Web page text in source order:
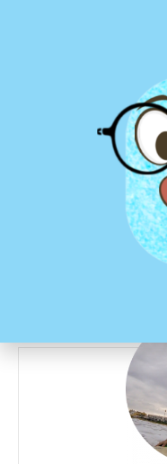
complète
Promis, pas
surface avec